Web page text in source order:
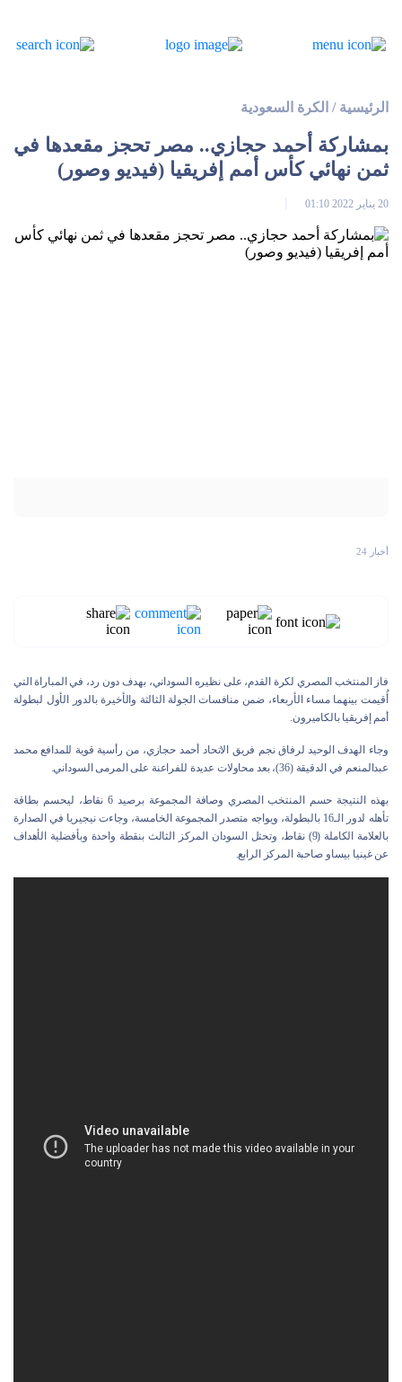
الرئيسية / الكرة السعودية
بمشاركة أحمد حجازي.. مصر تحجز مقعدها في
ثمن نهائي كأس أمم إفريقيا (فيديو وصور)
20 يناير 2022 01:10
أخبار 24
فاز المنتخب المصري لكرة القدم، على نظيره السوداني، بهدف دون رد، في المباراة التي
أُقيمت بينهما مساء الأربعاء، ضمن منافسات الجولة الثالثة والأخيرة بالدور الأول لبطولة
أمم إفريقيا بالكاميرون.
وجاء الهدف الوحيد لرفاق نجم فريق الاتحاد أحمد حجازي، من رأسية قوية للمدافع محمد
عبدالمنعم في الدقيقة (36)، بعد محاولات عديدة للفراعنة على المرمى السوداني.
بهذه النتيجة حسم المنتخب المصري وصافة المجموعة برصيد 6 نقاط، ليحسم بطاقة
تأهله لدور الـ16 بالبطولة، ويواجه متصدر المجموعة الخامسة، وجاءت نيجيريا في الصدارة
بالعلامة الكاملة (9) نقاط، وتحتل السودان المركز الثالث بنقطة واحدة وبأفضلية الأهداف
عن غينيا بيساو صاحبة المركز الرابع.